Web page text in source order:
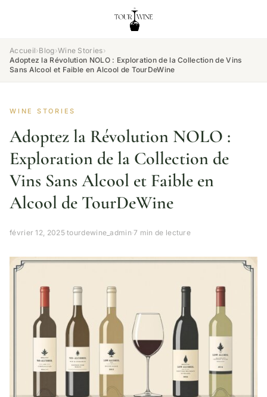
Accueil›Blog›Wine Stories›
Adoptez la Révolution NOLO : Exploration de la Collection de Vins
Sans Alcool et Faible en Alcool de TourDeWine
WINE STORIES
Adoptez la Révolution NOLO :
Exploration de la Collection de
Vins Sans Alcool et Faible en
Alcool de TourDeWine
février 12, 2025·tourdewine_admin·7 min de lecture